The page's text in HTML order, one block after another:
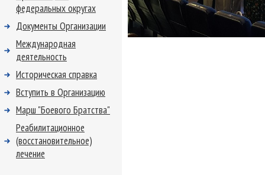
федеральных округах
Документы Организации
Международная
деятельность
Историческая справка
Вступить в Организацию
Марш "Боевого Братства"
Реабилитационное
(восстановительное)
лечение